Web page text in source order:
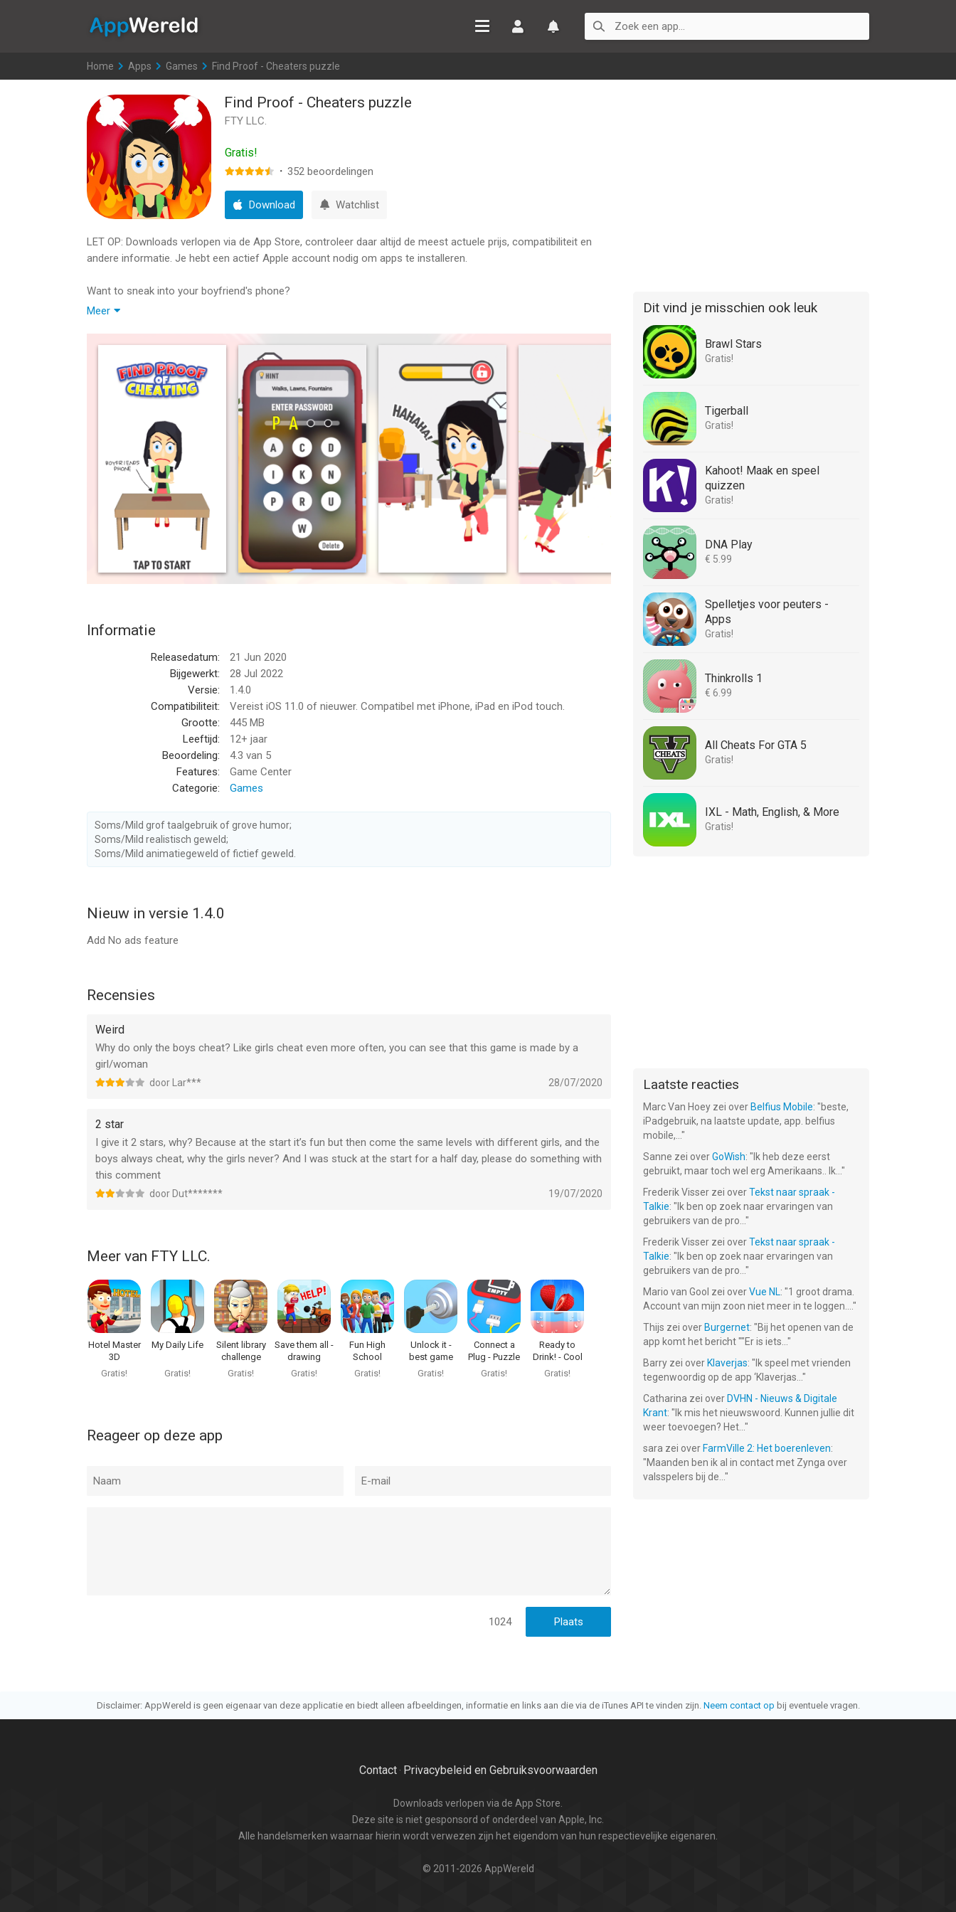
Home >
Apps >
Games >
Find Proof - Cheaters puzzle
Find Proof - Cheaters puzzle
FTY LLC.
Gratis!
· 352 beoordelingen
Download Watchlist
LET OP: Downloads verlopen via de App Store, controleer daar altijd de meest actuele prijs, compatibiliteit en
andere informatie. Je hebt een actief Apple account nodig om apps te installeren.
Want to sneak into your boyfriend's phone?
This game is an application that unlocks the smartphone that was hung in various ways without barre to the
boyfriend.
Can you release it without your boyfriend?
Find Proof - Cheaters puzzle van FTY LLC. is een iPhone app met iOS versie 11.0 of hoger, geschikt bevonden
voor gebruikers met leeftijden vanaf
12 jaar
Informatie voor Find Proof - Cheaters puzzleis het laatst vergeleken op 7 Aug om 18:34.
Meer
Informatie
Releasedatum:
21 Jun 2020
Bijgewerkt:
28 Jul 2022
Versie:
1.4.0
Compatibiliteit:
Vereist iOS 11.0 of nieuwer. Compatibel met iPhone, iPad en iPod touch.
Grootte:
445 MB
Leeftijd:
12+ jaar
Beoordeling:
4.3 van 5
Features:
Game Center
Categorie:
Games
Soms/Mild grof taalgebruik of grove humor;
Soms/Mild realistisch geweld;
Soms/Mild animatiegeweld of fictief geweld.
Nieuw in versie 1.4.0
Add No ads feature
Recensies
Weird
Why do only the boys cheat? Like girls cheat even more often, you can see that this game is made by a
girl/woman
door Lar*** 28/07/2020
2 star
I give it 2 stars, why? Because at the start it’s fun but then come the same levels with different girls, and the
boys always cheat, why the girls never? And I was stuck at the start for a half day, please do something with
this comment
door Dut******* 19/07/2020
Meer van FTY LLC.
Hotel Master
3D
Gratis!
My Daily Life
Gratis!
Silent library
challenge
Gratis!
Save them all -
drawing
puzzle
Gratis!
Fun High
School
Gratis!
Unlock it -
best game
Gratis!
Connect a
Plug - Puzzle
Game
Gratis!
Ready to
Drink! - Cool
game
Gratis!
Reageer op deze app
1024
Dit vind je misschien ook leuk
Brawl Stars
Gratis!
Tigerball
Gratis!
Kahoot! Maak en speel
quizzen
Gratis!
DNA Play
€ 5.99
Spelletjes voor peuters -
Apps
Gratis!
Thinkrolls 1
€ 6.99
All Cheats For GTA 5
Gratis!
IXL - Math, English, & More
Gratis!
Laatste reacties
Marc Van Hoey zei over Belfius Mobile: "beste,
iPadgebruik, na laatste update, app. belfius
mobile,... "
Sanne zei overGoWish: " Ik heb deze eerst
gebruikt, maar toch wel erg Amerikaans.. Ik... "
Frederik Visser zei overTekst naar spraak -
Talkie: " Ik ben op zoek naar ervaringen van
gebruikers van de pro... "
Frederik Visser zei overTekst naar spraak -
Talkie: " Ik ben op zoek naar ervaringen van
gebruikers van de pro... "
Mario van Gool zei overVue NL: "1 groot drama.
Account van mijn zoon niet meer in te loggen.... "
Thijs zei over Burgernet: "Bij het openen van de
app komt het bericht ""Er is iets... "
Barry zei over Klaverjas: " Ik speel met vrienden
tegenwoordig op de app ‘Klaverjas... "
Catharina zei over DVHN - Nieuws & Digitale
Krant: " Ik mis het nieuwswoord. Kunnen jullie dit
weer toevoegen? Het... "
sara zei over FarmVille 2: Het boerenleven:
"Maanden ben ik al in contact met Zynga over
valsspelers bij de... "
Disclaimer: AppWereld is geen eigenaar van deze applicatie en biedt alleen afbeeldingen, informatie en links aan die via de iTunes API te vinden zijn. Neem contact op bij eventuele vragen.
Contact· Privacybeleid en Gebruiksvoorwaarden
Downloads verlopen via de App Store.
Deze site is niet gesponsord of onderdeel van Apple, Inc.
Alle handelsmerken waarnaar hierin wordt verwezen zijn het eigendom van hun respectievelijke eigenaren.
© 2011-2026 AppWereld